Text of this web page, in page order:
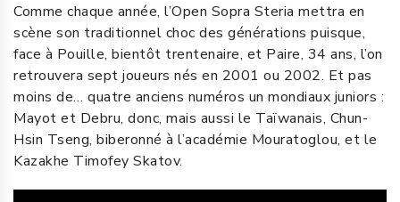
Comme chaque année, l’Open Sopra Steria mettra en
scène son traditionnel choc des générations puisque,
face à Pouille, bientôt trentenaire, et Paire, 34 ans, l’on
retrouvera sept joueurs nés en 2001 ou 2002. Et pas
moins de… quatre anciens numéros un mondiaux juniors :
Mayot et Debru, donc, mais aussi le Taïwanais, Chun-
Hsin Tseng, biberonné à l’académie Mouratoglou, et le
Kazakhe Timofey Skatov.